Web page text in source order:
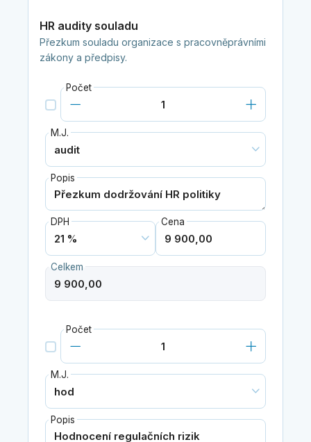
HR audity souladu
Přezkum souladu organizace s pracovněprávními
zákony a předpisy.
Počet
M.J.
Popis
DPH Cena
Celkem
Počet
M.J.
Popis